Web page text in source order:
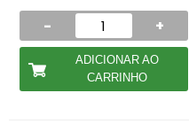
- +
ADICIONAR AO
CARRINHO